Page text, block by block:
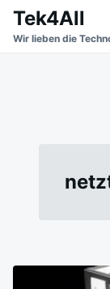
SkipSearch
for:
Tek4All
Wir lieben die